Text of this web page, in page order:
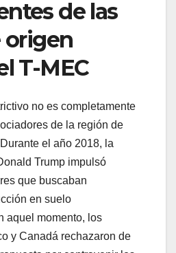
de las
origen
T-MEC
no es completamente
de la región de
el año 2018, la
Trump impulsó
que buscaban
en suelo
aquel momento, los
y Canadá rechazaron de